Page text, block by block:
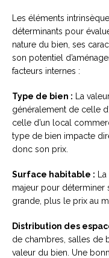
Les éléments
déterminants pour
nature du bien, ses
son potentiel
facteurs internes :
Type de bien : La
généralement de celle
celle d’un local
type de bien impacte
donc son prix.
Surface habitable :
majeur pour déterminer
grande, plus le prix au
Distribution des
de chambres, salles de
valeur du bien. Une